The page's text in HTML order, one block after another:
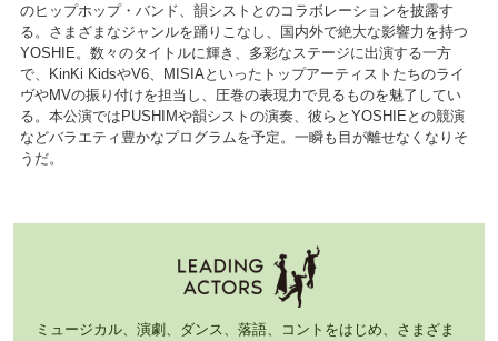
のヒップホップ・バンド、韻シストとのコラボレーションを披露す
る。さまざまなジャンルを踊りこなし、国内外で絶大な影響力を持つ
YOSHIE。数々のタイトルに輝き、多彩なステージに出演する一方
で、KinKi KidsやV6、MISIAといったトップアーティストたちのライ
ヴやMVの振り付けを担当し、圧巻の表現力で見るものを魅了してい
る。本公演ではPUSHIMや韻シストの演奏、彼らとYOSHIEとの競演
などバラエティ豊かなプログラムを予定。一瞬も目が離せなくなりそ
うだ。
ミュージカル、演劇、ダンス、落語、コントをはじめ、さまざま